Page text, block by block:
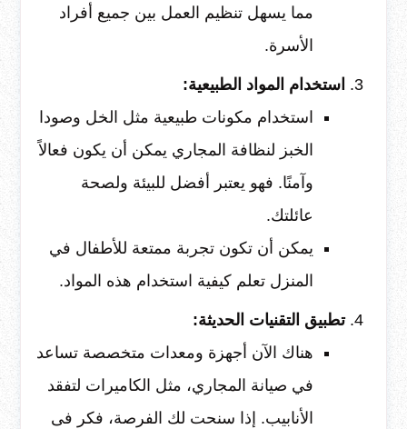
مما يسهل تنظيم العمل بين جميع أفراد
الأسرة.
استخدام المواد الطبيعية:
استخدام مكونات طبيعية مثل الخل وصودا
الخبز لنظافة المجاري يمكن أن يكون فعالاً
وآمنًا. فهو يعتبر أفضل للبيئة ولصحة
عائلتك.
يمكن أن تكون تجربة ممتعة للأطفال في
المنزل تعلم كيفية استخدام هذه المواد.
تطبيق التقنيات الحديثة:
هناك الآن أجهزة ومعدات متخصصة تساعد
في صيانة المجاري، مثل الكاميرات لتفقد
الأنابيب. إذا سنحت لك الفرصة، فكر فى